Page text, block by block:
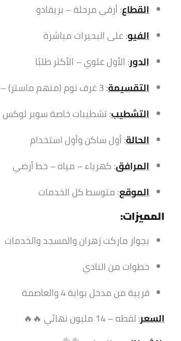
القطاع: أرقى مرحلة – بريفادو
الفيو: على البحيرات مباشرة
الدور: الأول علوي – الأكثر طلبًا
التقسيمة: 3 غرف نوم (منهم ماستر) – 3 حمام – مطبخ
التشطيب: تشطيبات خاصة سوبر لوكس
الحالة: أول ساكن وأول استخدام
المرافق: كهرباء – مياه – خط أرضي
الموقع: متوسط كل الخدمات
المميزات:
بجوار ماركت زهران والمسجد والخدمات
خطوات من النادي
قريبة من مدخل بوابة 4 والعاصمة
السعر: لقطه – 14 مليون نهائي 🔥🔥